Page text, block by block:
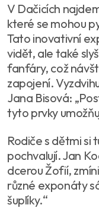
V Dačicích
které se mohou
Tato inovativní
vidět, ale také
fanfáry, což
zapojení.
Jana Bisová:
tyto prvky
Rodiče s dětmi si
pochvalují. Jan
dcerou Žofií,
různé exponáty
šuplíky.“